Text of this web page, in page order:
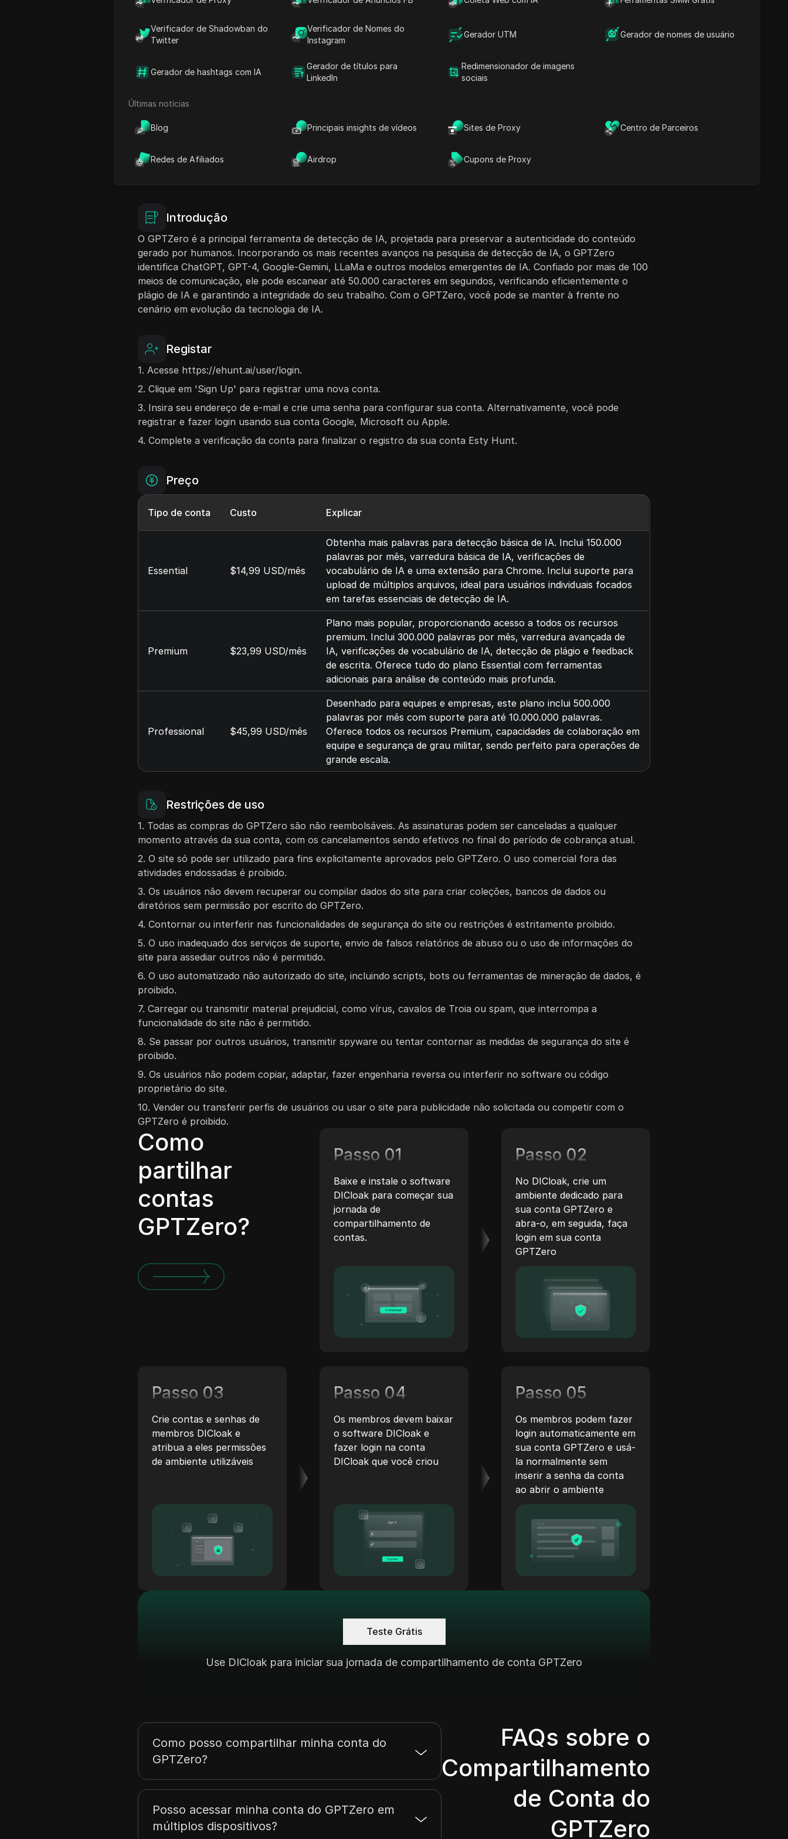
Verificador de Shadowban do
Twitter
Verificador de Nomes do
Instagram
Gerador UTM Gerador de nomes de usuário
Gerador de hashtags com IA
Gerador de títulos para
LinkedIn
Redimensionador de imagens
sociais
Últimas notícias
Blog Principais insights de vídeos Sites de Proxy Centro de Parceiros
Redes de Afiliados Airdrop Cupons de Proxy
da conta. Comece seu negócio de compra coletiva com
Premium, Professional e muito mais! Aproveite contas
Sobre a conta GPTZero
Introdução
O GPTZero é a principal ferramenta de detecção de IA, projetada para preservar a autenticidade do conteúdo
gerado por humanos. Incorporando os mais recentes avanços na pesquisa de detecção de IA, o GPTZero
identifica ChatGPT, GPT-4, Google-Gemini, LLaMa e outros modelos emergentes de IA. Confiado por mais de 100
meios de comunicação, ele pode escanear até 50.000 caracteres em segundos, verificando eficientemente o
plágio de IA e garantindo a integridade do seu trabalho. Com o GPTZero, você pode se manter à frente no
cenário em evolução da tecnologia de IA.
Registar
1. Acesse https://ehunt.ai/user/login.
2. Clique em 'Sign Up' para registrar uma nova conta.
3. Insira seu endereço de e-mail e crie uma senha para configurar sua conta. Alternativamente, você pode
registrar e fazer login usando sua conta Google, Microsoft ou Apple.
4. Complete a verificação da conta para finalizar o registro da sua conta Esty Hunt.
Preço
Tipo de conta Custo Explicar
Essential $14,99 USD/mês
Obtenha mais palavras para detecção básica de IA. Inclui 150.000
palavras por mês, varredura básica de IA, verificações de
vocabulário de IA e uma extensão para Chrome. Inclui suporte para
upload de múltiplos arquivos, ideal para usuários individuais focados
em tarefas essenciais de detecção de IA.
Premium $23,99 USD/mês
Plano mais popular, proporcionando acesso a todos os recursos
premium. Inclui 300.000 palavras por mês, varredura avançada de
IA, verificações de vocabulário de IA, detecção de plágio e feedback
de escrita. Oferece tudo do plano Essential com ferramentas
adicionais para análise de conteúdo mais profunda.
Professional $45,99 USD/mês
Desenhado para equipes e empresas, este plano inclui 500.000
palavras por mês com suporte para até 10.000.000 palavras.
Oferece todos os recursos Premium, capacidades de colaboração em
equipe e segurança de grau militar, sendo perfeito para operações de
grande escala.
Restrições de uso
1. Todas as compras do GPTZero são não reembolsáveis. As assinaturas podem ser canceladas a qualquer
momento através da sua conta, com os cancelamentos sendo efetivos no final do período de cobrança atual.
2. O site só pode ser utilizado para fins explicitamente aprovados pelo GPTZero. O uso comercial fora das
atividades endossadas é proibido.
3. Os usuários não devem recuperar ou compilar dados do site para criar coleções, bancos de dados ou
diretórios sem permissão por escrito do GPTZero.
4. Contornar ou interferir nas funcionalidades de segurança do site ou restrições é estritamente proibido.
5. O uso inadequado dos serviços de suporte, envio de falsos relatórios de abuso ou o uso de informações do
site para assediar outros não é permitido.
6. O uso automatizado não autorizado do site, incluindo scripts, bots ou ferramentas de mineração de dados, é
proibido.
7. Carregar ou transmitir material prejudicial, como vírus, cavalos de Troia ou spam, que interrompa a
funcionalidade do site não é permitido.
8. Se passar por outros usuários, transmitir spyware ou tentar contornar as medidas de segurança do site é
proibido.
9. Os usuários não podem copiar, adaptar, fazer engenharia reversa ou interferir no software ou código
proprietário do site.
10. Vender ou transferir perfis de usuários ou usar o site para publicidade não solicitada ou competir com o
GPTZero é proibido.
Como
partilhar
contas
GPTZero?
Passo 01
Baixe e instale o software
DICloak para começar sua
jornada de
compartilhamento de
contas.
Passo 02
No DICloak, crie um
ambiente dedicado para
sua conta GPTZero e
abra-o, em seguida, faça
login em sua conta
GPTZero
Passo 03
Crie contas e senhas de
membros DICloak e
atribua a eles permissões
de ambiente utilizáveis
Passo 04
Os membros devem baixar
o software DICloak e
fazer login na conta
DICloak que você criou
Passo 05
Os membros podem fazer
login automaticamente em
sua conta GPTZero e usá-
la normalmente sem
inserir a senha da conta
ao abrir o ambiente
Teste Grátis
Use DICloak para iniciar sua jornada de compartilhamento de conta GPTZero
FAQs sobre o
Compartilhamento
de Conta do
GPTZero
Como posso compartilhar minha conta do
GPTZero?
Posso acessar minha conta do GPTZero em
múltiplos dispositivos?